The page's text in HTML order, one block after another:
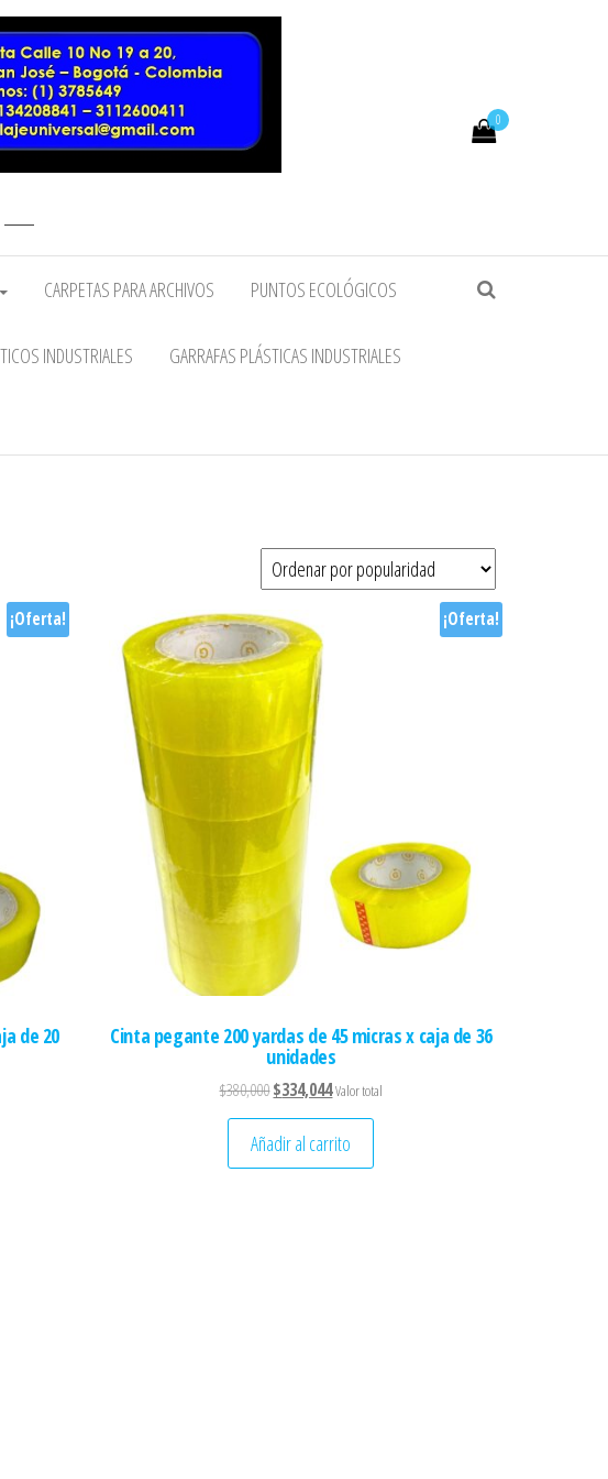
0
CARPETAS PARA ARCHIVOS PUNTOS ECOLÓGICOS
INDUSTRIALES GARRAFAS PLÁSTICAS INDUSTRIALES
¡Oferta!
de 20
¡Oferta!
Cinta pegante 200 yardas de 45 micras x caja de 36
unidades
$380,000El precio original era: $380,000.
$334,044El precio actual es: $334,044.
Valor total
Añadir al carrito